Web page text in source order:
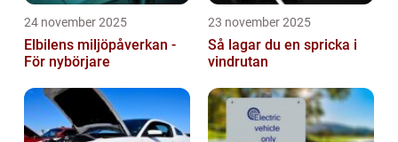
24 november 2025
Elbilens miljöpåverkan -
För nybörjare
23 november 2025
Så lagar du en spricka i
vindrutan